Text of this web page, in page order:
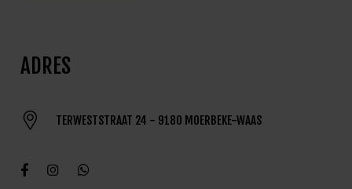
ADRES
TERWESTSTRAAT 24 - 9180 MOERBEKE-WAAS